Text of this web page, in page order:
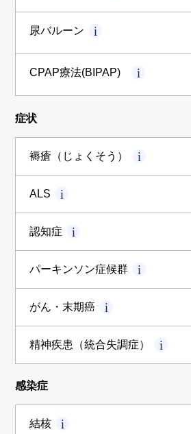
尿バルーン
CPAP療法(BIPAP)
症状
褥瘡（じょくそう）
ALS
認知症
パーキンソン症候群
がん・末期癌
精神疾患（統合失調症）
感染症
結核